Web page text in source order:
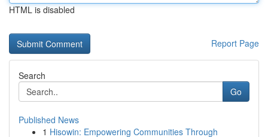
HTML is disabled
Report Page
Search
Go
Published News
1 Hisowin: Empowering Communities Through